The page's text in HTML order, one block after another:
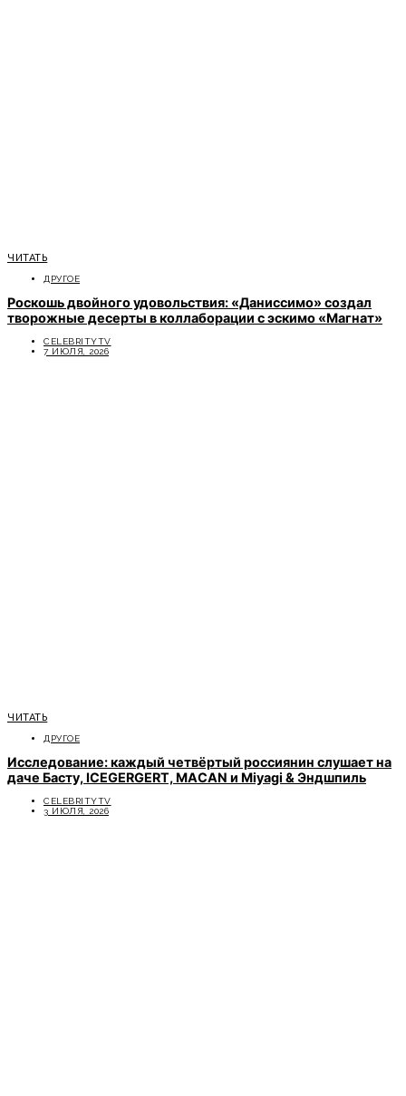
ЧИТАТЬ
ДРУГОЕ
Роскошь двойного удовольствия: «Даниссимо» создал
творожные десерты в коллаборации с эскимо «Магнат»
CELEBRITYTV
7 ИЮЛЯ, 2026
ЧИТАТЬ
ДРУГОЕ
Исследование: каждый четвёртый россиянин слушает на
даче Басту, ICEGERGERT, MACAN и Miyagi & Эндшпиль
CELEBRITYTV
3 ИЮЛЯ, 2026